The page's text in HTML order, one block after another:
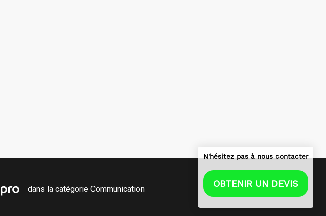
N'hésitez pas à nous contacter
OBTENIR UN DEVIS
dans la catégorie Communication